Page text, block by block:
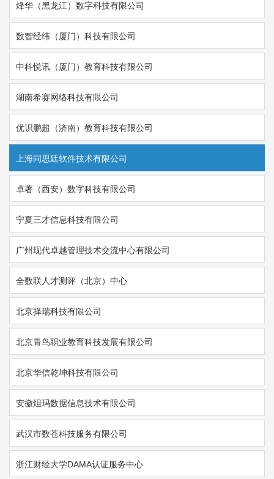
烽华（黑龙江）数字科技有限公司
数智经纬（厦门）科技有限公司
中科悦讯（厦门）教育科技有限公司
湖南希赛网络科技有限公司
优识鹏超（济南）教育科技有限公司
上海同思廷软件技术有限公司
卓著（西安）数字科技有限公司
宁夏三才信息科技有限公司
广州现代卓越管理技术交流中心有限公司
全数联人才测评（北京）中心
北京择瑞科技有限公司
北京青鸟职业教育科技发展有限公司
北京华信乾坤科技有限公司
安徽炟玛数据信息技术有限公司
武汉市数苍科技服务有限公司
浙江财经大学DAMA认证服务中心